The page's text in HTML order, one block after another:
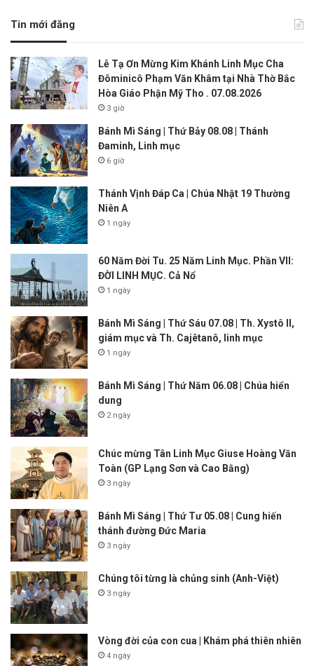
Tin mới đăng
Lễ Tạ Ơn Mừng Kim Khánh Linh Mục Cha
Đôminicô Phạm Văn Khâm tại Nhà Thờ Bắc
Hòa Giáo Phận Mỹ Tho . 07.08.2026
3 giờ
Bánh Mì Sáng | Thứ Bảy 08.08 | Thánh
Đaminh, Linh mục
6 giờ
Thánh Vịnh Đáp Ca | Chúa Nhật 19 Thường
Niên A
1 ngày
60 Năm Đời Tu. 25 Năm Linh Mục. Phần VII:
ĐỜI LINH MỤC. Cả Nổ
1 ngày
Bánh Mì Sáng | Thứ Sáu 07.08 | Th. Xystô II,
giám mục và Th. Cajêtanô, linh mục
1 ngày
Bánh Mì Sáng | Thứ Năm 06.08 | Chúa hiển
dung
2 ngày
Chúc mừng Tân Linh Mục Giuse Hoàng Văn
Toàn (GP Lạng Sơn và Cao Bằng)
3 ngày
Bánh Mì Sáng | Thứ Tư 05.08 | Cung hiến
thánh đường Đức Maria
3 ngày
Chúng tôi từng là chủng sinh (Anh-Việt)
3 ngày
Vòng đời của con cua | Khám phá thiên nhiên
4 ngày